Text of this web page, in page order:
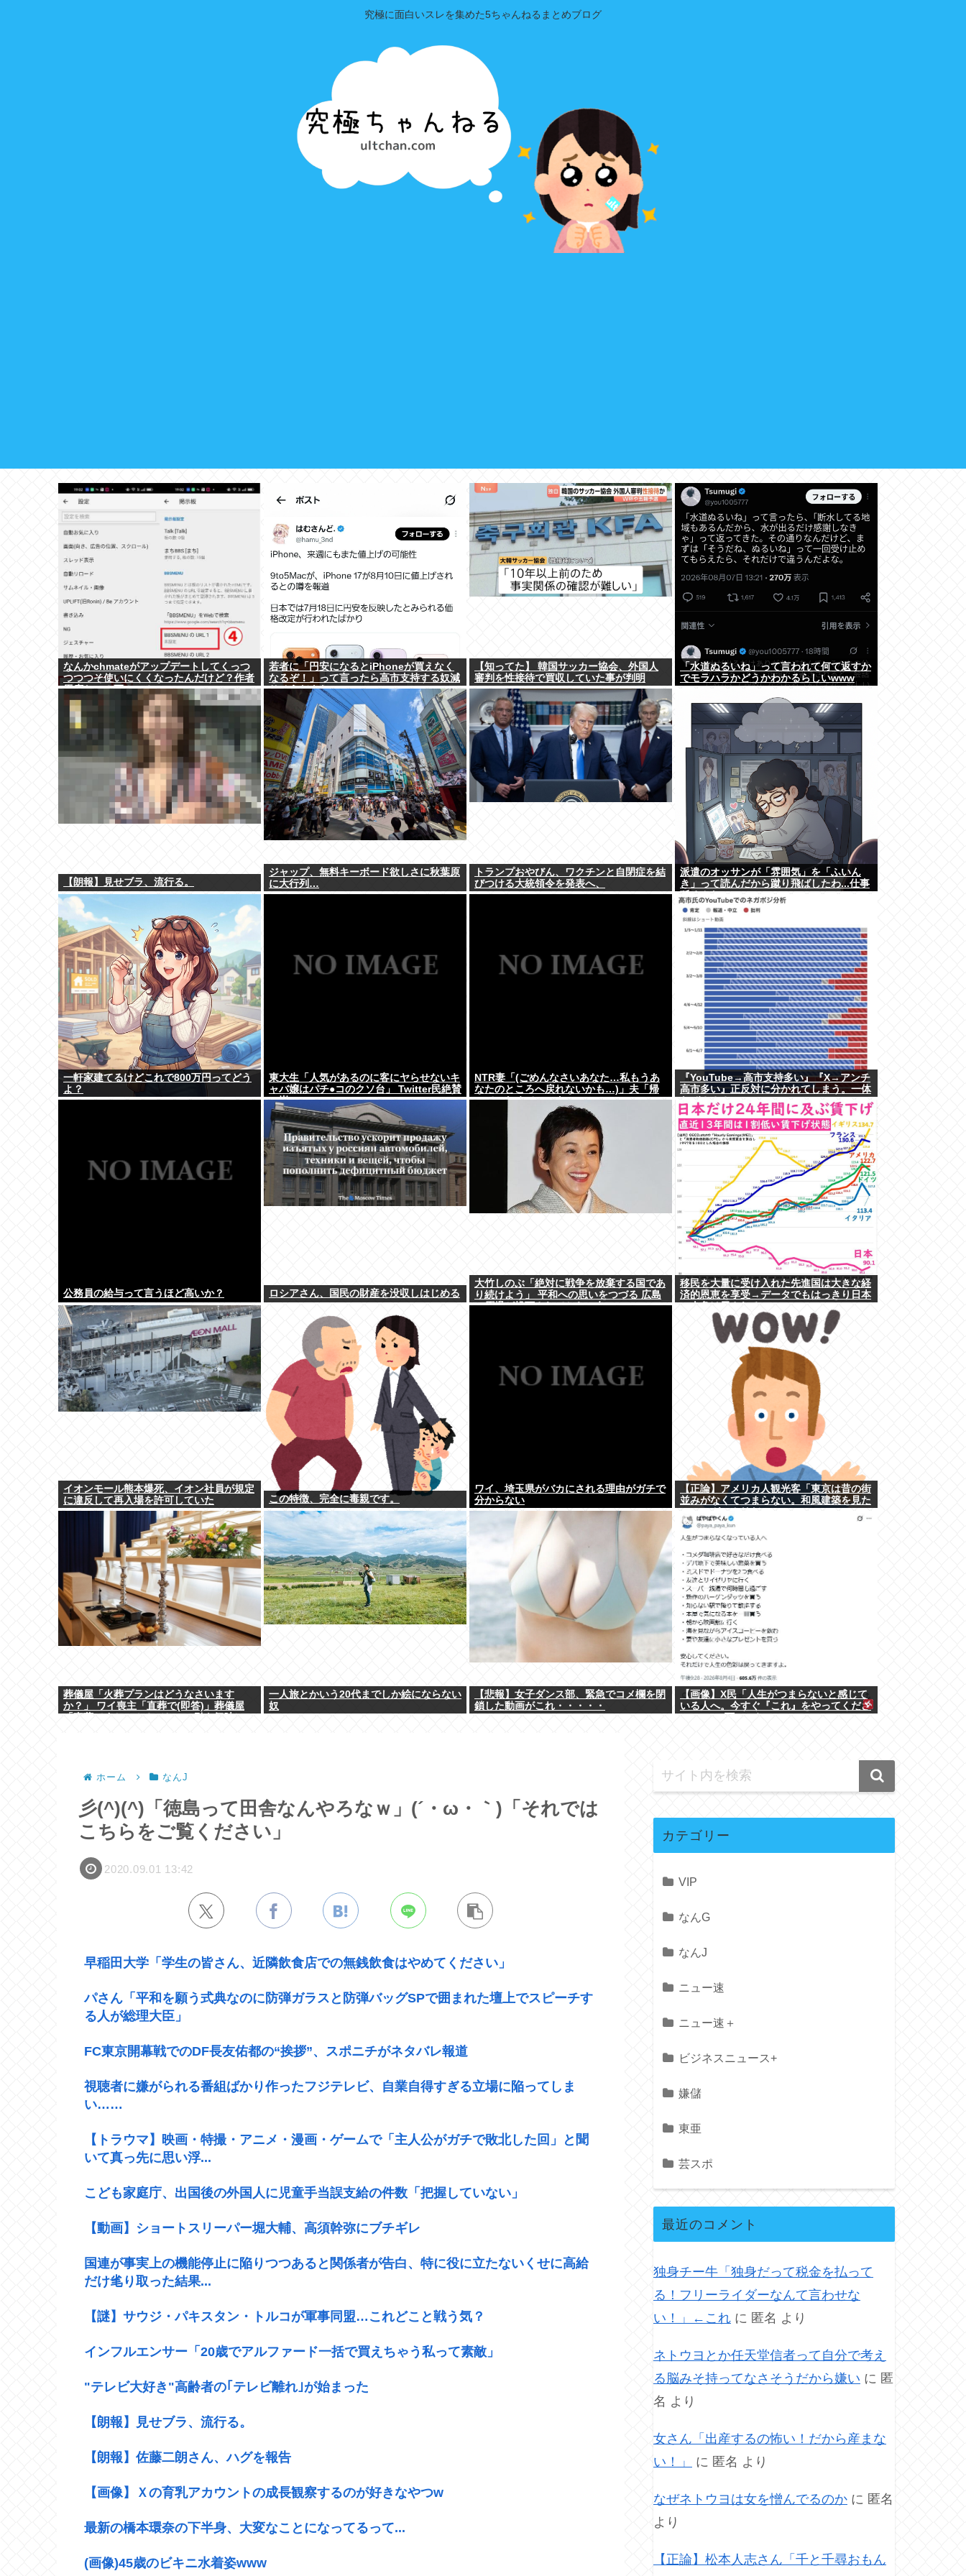
究極に面白いスレを集めた5ちゃんねるまとめブログ
なんかchmateがアップデートしてくっつ
つつつそ使いにくくなったんだけど？作者
馬鹿なの？死ぬの？
若者に「円安になるとiPhoneが買えなく
なるぞ！」って言ったら高市支持する奴減
りそうだよな
【知ってた】 韓国サッカー協会、外国人
審判を性接待で買収していた事が判明
「水道ぬるいね」って言われて何て返すか
でモラハラかどうかわかるらしいwww
【朗報】見せブラ、流行る。
ジャップ、無料キーボード欲しさに秋葉原
に大行列…
トランプおやびん、ワクチンと自閉症を結
びつける大統領令を発表へ、
派遣のオッサンが「雰囲気」を「ふいん
き」って読んだから蹴り飛ばしたわ...仕事
舐めんな
一軒家建てるけどこれで800万円ってどう
よ？
東大生「人気があるのに客にヤらせないキ
ャバ嬢はパチ●コのクソ台」 Twitter民絶賛
の嵐www
NTR妻「(ごめんなさいあなた…私もうあ
なたのところへ戻れないかも…)」夫「帰
ってこなくていいよ」
『YouTube→高市支持多い』『X→アンチ
高市多い』正反対に分かれてしまう。一体
なぜ？？？
公務員の給与って言うほど高いか？ ロシアさん、国民の財産を没収しはじめる
大竹しのぶ「絶対に戦争を放棄する国であ
り続けよう」 平和への思いをつづる 広島
に原爆が投下されてから81年
移民を大量に受け入れた先進国は大きな経
済的恩恵を享受→データでもはっきり日本
イオンモール熊本爆死、イオン社員が規定
に違反して再入場を許可していた
この特徴、完全に毒親です。
ワイ、埼玉県がバカにされる理由がガチで
分からない
【正論】アメリカ人観光客「東京は昔の街
並みがなくてつまらない。和風建築を見た
葬儀屋「火葬プランはどうなさいます
か？」 ワイ喪主「直葬で(即答)」葬儀屋
一人旅とかいう20代までしか絵にならない
奴
【悲報】女子ダンス部、緊急でコメ欄を閉
鎖した動画がこれ・・・・・
【画像】X民「人生がつまらないと感じて
いる人へ。今すぐ『これ』をやってくださ
ホーム なんJ
彡(^)(^)「徳島って田舎なんやろなｗ」(´・ω・｀)「それでは
こちらをご覧ください」
2020.09.01 13:42
早稲田大学「学生の皆さん、近隣飲食店での無銭飲食はやめてください」
パさん「平和を願う式典なのに防弾ガラスと防弾バッグSPで囲まれた壇上でスピーチす
る人が総理大臣」
FC東京開幕戦でのDF長友佑都の“挨拶”、スポニチがネタバレ報道
視聴者に嫌がられる番組ばかり作ったフジテレビ、自業自得すぎる立場に陥ってしま
い……
【トラウマ】映画・特撮・アニメ・漫画・ゲームで「主人公がガチで敗北した回」と聞
いて真っ先に思い浮...
こども家庭庁、出国後の外国人に児童手当誤支給の件数「把握していない」
【動画】ショートスリーパー堀大輔、高須幹弥にブチギレ
国連が事実上の機能停止に陥りつつあると関係者が告白、特に役に立たないくせに高給
だけ毟り取った結果...
【謎】サウジ・パキスタン・トルコが軍事同盟…これどこと戦う気？
インフルエンサー「20歳でアルファード一括で買えちゃう私って素敵」
"テレビ大好き"高齢者の｢テレビ離れ｣が始まった
【朗報】見せブラ、流行る。
【朗報】佐藤二朗さん、ハグを報告
【画像】Ｘの育乳アカウントの成長観察するのが好きなやつw
最新の橋本環奈の下半身、大変なことになってるって...
(画像)45歳のビキニ水着姿www
カテゴリー
VIP
なんG
なんJ
ニュー速
ニュー速＋
ビジネスニュース+
嫌儲
東亜
芸スポ
最近のコメント
独身チー牛「独身だって税金を払って
る！フリーライダーなんて言わせな
い！」←これ に 匿名 より
ネトウヨとか任天堂信者って自分で考え
る脳みそ持ってなさそうだから嫌い に 匿
名 より
女さん「出産するの怖い！だから産まな
い！」
に 匿名 より
なぜネトウヨは女を憎んでるのか に 匿名
より
【正論】松本人志さん「千と千尋おもん